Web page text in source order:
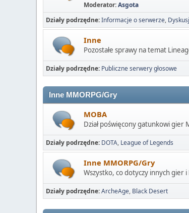
Moderator:Asgota
Działy podrzędne Informacje o serwerze
Inne
Pozostałe sprawy na temat
Działy podrzędne Publiczne serwery głosowe
Inne MMORPG/Gry
MOBA
Dział poświęcony gatunkowi
Działy podrzędne DOTA League of Legends
Inne MMORPG/Gry
Wszystko, co dotyczy innych gier i
Działy podrzędne ArcheAge Black Desert